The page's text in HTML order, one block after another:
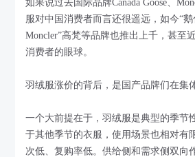
如果说过去国际品牌Canada Goose、
服对中国消费者而言还很遥远，如今“鹅
Moncler”高梵等品牌也推出上千，甚至
消费者的眼球。
羽绒服涨价的背后，是国产品牌们在集
一个大前提在于，羽绒服是典型的季节
于其他季节的衣服，使用场景也相对有
次低、复购率低。供给侧和需求侧双向